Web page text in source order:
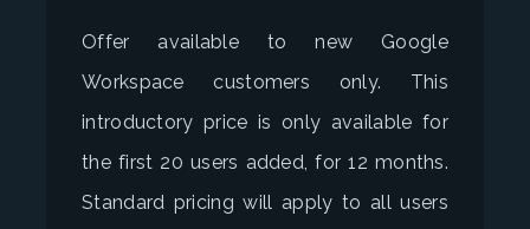
Offer available to new Google
Workspace customers only. This
introductory price is only available for
the first 20 users added, for 12 months.
Standard pricing will apply to all users